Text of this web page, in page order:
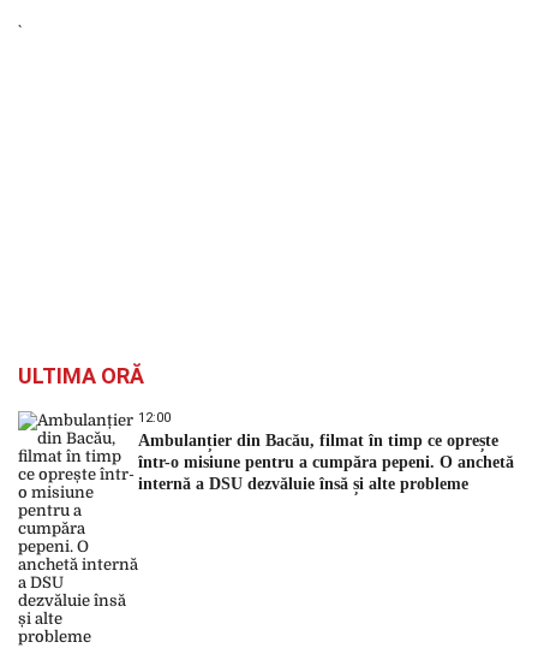
ULTIMA ORĂ
12:00
Ambulanțier din Bacău, filmat în timp ce oprește
într-o misiune pentru a cumpăra pepeni. O anchetă
internă a DSU dezvăluie însă și alte probleme